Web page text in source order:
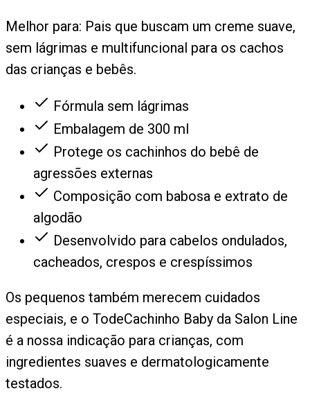
Melhor para: Pais que buscam um creme suave,
sem lágrimas e multifuncional para os cachos
das crianças e bebês.
Fórmula sem lágrimas
Embalagem de 300 ml
Protege os cachinhos do bebê de
agressões externas
Composição com babosa e extrato de
algodão
Desenvolvido para cabelos ondulados,
cacheados, crespos e crespíssimos
Os pequenos também merecem cuidados
especiais, e o TodeCachinho Baby da Salon Line
é a nossa indicação para crianças, com
ingredientes suaves e dermatologicamente
testados.